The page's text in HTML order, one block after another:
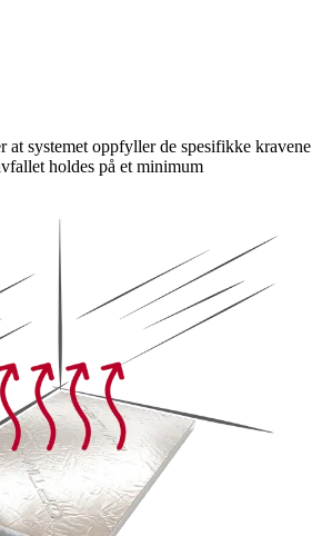
at systemet oppfyller de spesifikke kravene
holdes på et minimum